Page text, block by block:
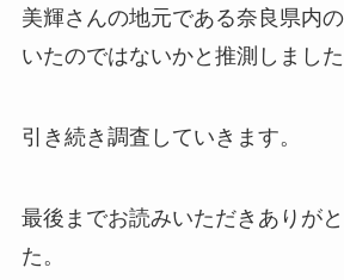
美輝さんの地元である奈良県内
いたのではないかと推測しました
引き続き調査していきます。
最後までお読みいただきありが
た。